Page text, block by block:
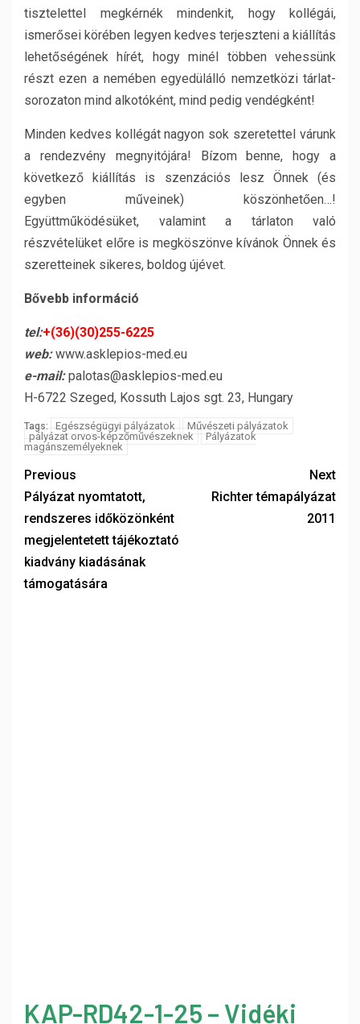
tisztelettel megkérnék mindenkit, hogy kollégái,
ismerősei körében legyen kedves terjeszteni a kiállítás
lehetőségének hírét, hogy minél többen vehessünk
részt ezen a nemében egyedülálló nemzetközi tárlat-
sorozaton mind alkotóként, mind pedig vendégként!
Minden kedves kollégát nagyon sok szeretettel várunk
a rendezvény megnyitójára! Bízom benne, hogy a
következő kiállítás is szenzációs lesz Önnek (és
egyben műveinek) köszönhetően…!
Együttműködésüket, valamint a tárlaton való
részvételüket előre is megköszönve kívánok Önnek és
szeretteinek sikeres, boldog újévet.
Bővebb információ
tel:+(36)(30)255-6225
web:www.asklepios-med.eu
e-mail:palotas@asklepios-med.eu
H-6722 Szeged, Kossuth Lajos sgt. 23, Hungary
Tags: Egészségügyi pályázatok
Művészeti pályázatok
pályázat orvos-képzőművészeknek
Pályázatok
magánszemélyeknek
Previous
Pályázat nyomtatott,
rendszeres időközönként
megjelentetett tájékoztató
kiadvány kiadásának
támogatására
Next
Richter témapályázat
2011
KAP-RD42-1-25 – Vidéki